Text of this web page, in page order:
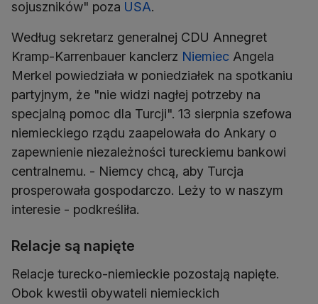
sojuszników" poza USA.
Według sekretarz generalnej CDU Annegret
Kramp-Karrenbauer kanclerz Niemiec Angela
Merkel powiedziała w poniedziałek na spotkaniu
partyjnym, że "nie widzi nagłej potrzeby na
specjalną pomoc dla Turcji". 13 sierpnia szefowa
niemieckiego rządu zaapelowała do Ankary o
zapewnienie niezależności tureckiemu bankowi
centralnemu. - Niemcy chcą, aby Turcja
prosperowała gospodarczo. Leży to w naszym
interesie - podkreśliła.
Relacje są napięte
Relacje turecko-niemieckie pozostają napięte.
Obok kwestii obywateli niemieckich